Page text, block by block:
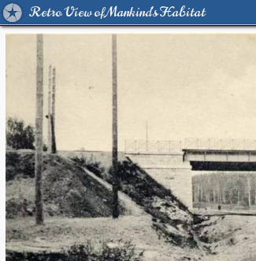
Retro View of Mankind's Habitat